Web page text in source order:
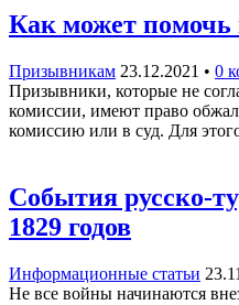
Как может
Призывникам 23.12.2021 • 0
Призывники, которые не
комиссии, имеют право
комиссию или в суд. Для
События русско-
1829 годов
Информационные статьи
Не все войны начинаются